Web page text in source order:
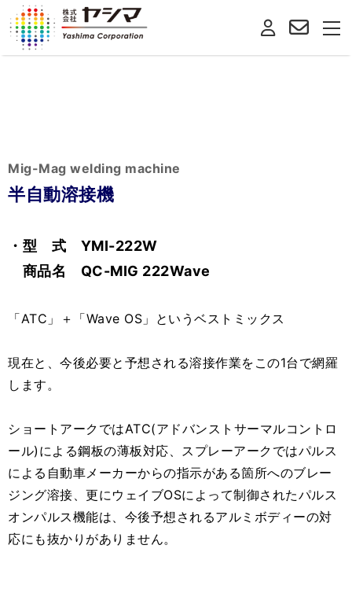
Mig-Mag welding machine
半自動溶接機
・型 式 YMI-222W
商品名 QC-MIG 222Wave
「ATC」＋「Wave OS」というベストミックス
現在と、今後必要と予想される溶接作業をこの1台で網羅
します。
ショートアークではATC(アドバンストサーマルコントロ
ール)による鋼板の薄板対応、スプレーアークではパルス
による自動車メーカーからの指示がある箇所へのブレー
ジング溶接、更にウェイブOSによって制御されたパルス
オンパルス機能は、今後予想されるアルミボディーの対
応にも抜かりがありません。